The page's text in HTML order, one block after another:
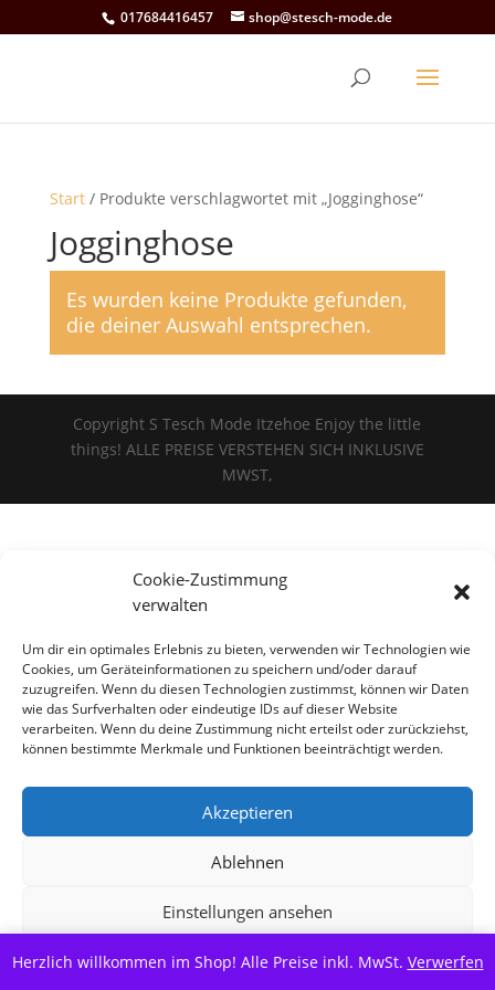
Cookie-Zustimmung
verwalten
Um dir ein optimales Erlebnis zu bieten, verwenden wir Technologien wie
Cookies, um Geräteinformationen zu speichern und/oder darauf
zuzugreifen. Wenn du diesen Technologien zustimmst, können wir Daten
wie das Surfverhalten oder eindeutige IDs auf dieser Website
verarbeiten. Wenn du deine Zustimmung nicht erteilst oder zurückziehst,
können bestimmte Merkmale und Funktionen beeinträchtigt werden.
Akzeptieren
Ablehnen
Einstellungen ansehen
Cookie-RichtlinieDatenschutzerklärung
Herzlich willkommen im Shop! Alle Preise inkl. MwSt. Verwerfen
017684416457 shop@stesch-mode.de
Start/ Produkte verschlagwortet mit „Jogginghose“
Jogginghose
Es wurden keine Produkte gefunden,
die deiner Auswahl entsprechen.
Copyright S Tesch Mode Itzehoe Enjoy the little
things! ALLE PREISE VERSTEHEN SICH INKLUSIVE
MWST,
Alle Preise inkl. der gesetzlichen MwSt.
Vertrag widerrufen